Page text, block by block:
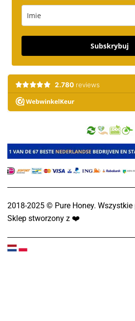
Subskrybuj
2018-2025 © Pure Honey.
Sklep stworzony z ❤️